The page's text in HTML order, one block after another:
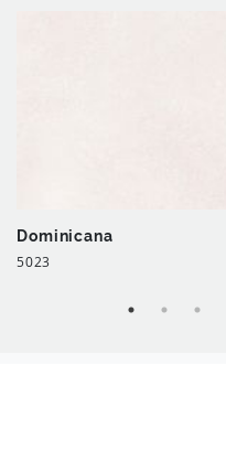
Dominicana
5023